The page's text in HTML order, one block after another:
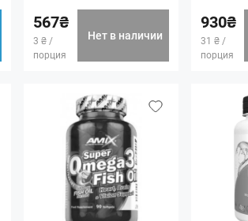
567₴
3 ₴ /
порция
Нет в наличии
930₴
31 ₴ /
порция